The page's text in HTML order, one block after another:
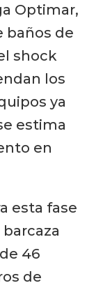
Optimar,
baños de
shock
los
ya
estima
en
esta fase
46
de